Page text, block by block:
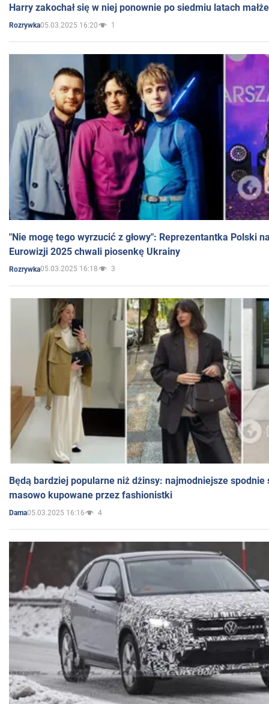
Harry zakochał się w niej ponownie po siedmiu latach
Rozrywka05.03.2025 16:20 1
"Nie mogę tego wyrzucić z głowy": Reprezentantka Polski
Eurowizji 2025 chwali piosenkę Ukrainy
Rozrywka05.03.2025 16:18 3
Będą bardziej popularne niż dżinsy: najmodniejsze spodnie
masowo kupowane przez fashionistki
Dama05.03.2025 16:16 4